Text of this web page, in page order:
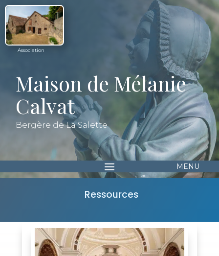
Association
Maison de Mélanie
Calvat
Bergère de La Salette
Ressources